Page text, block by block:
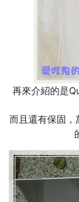
再來介紹的是
而且還有保固，